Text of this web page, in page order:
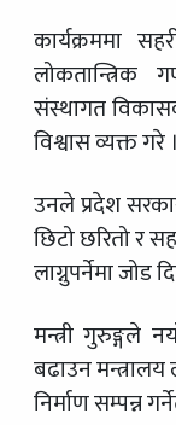
कार्यक्रममा
लोकतान्त्रिक
संस्थागत
विश्वास व्यक्त गरे ।
उनले प्रदेश
छिटो छरितो र
लाग्नुपर्नेमा जोड
मन्त्री गुरुङ्गले
बढाउन मन्त्रालय
निर्माण सम्पन्न